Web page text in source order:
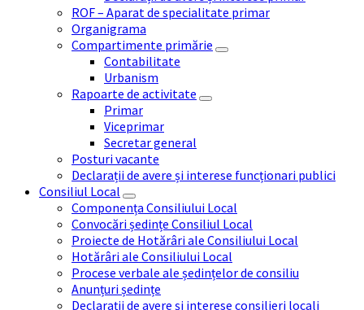
ROF – Aparat de specialitate primar
Organigrama
Compartimente primărie
Contabilitate
Urbanism
Rapoarte de activitate
Primar
Viceprimar
Secretar general
Posturi vacante
Declarații de avere și interese funcționari publici
Consiliul Local
Componența Consiliului Local
Convocări ședințe Consiliul Local
Proiecte de Hotărâri ale Consiliului Local
Hotărâri ale Consiliului Local
Procese verbale ale ședințelor de consiliu
Anunțuri ședințe
Declarații de avere și interese consilieri locali